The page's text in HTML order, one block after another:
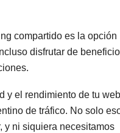
compartido es la opción
disfrutar de
y el rendimiento de tu web
de tráfico. No solo
y ni siquiera necesitamos